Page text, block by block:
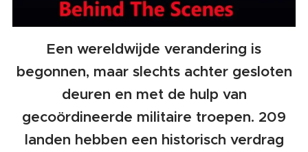
Een wereldwijde verandering is
begonnen, maar slechts achter gesloten
deuren en met de hulp van
gecoördineerde militaire troepen. 209
landen hebben een historisch verdrag